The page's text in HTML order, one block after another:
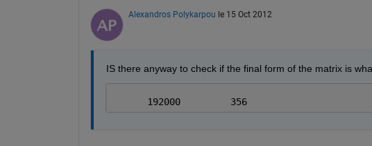
Alexandros Polykarpou le 15 Oct 2012
IS there anyway to check if the final form of the matrix is
      192000         356